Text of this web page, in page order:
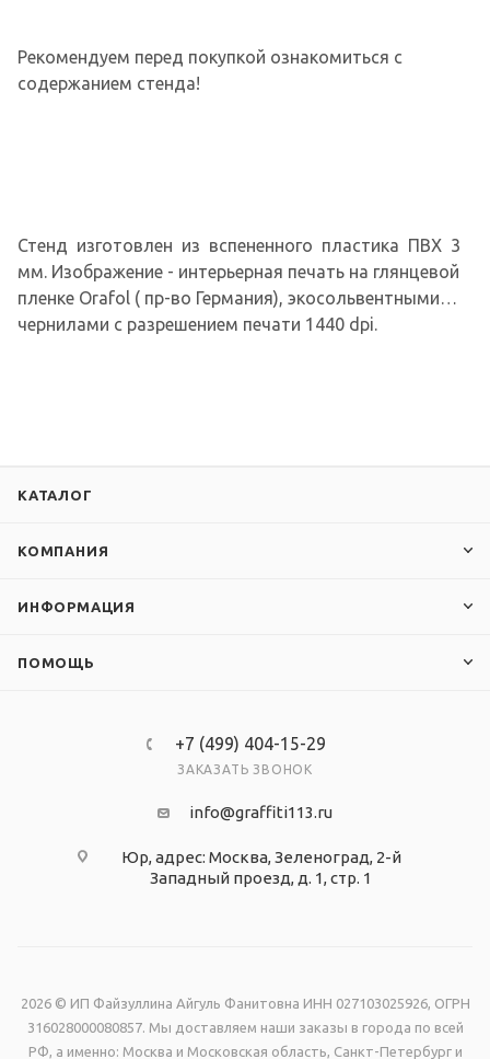
Рекомендуем перед покупкой ознакомиться с
содержанием стенда!
Стенд изготовлен из вспененного пластика ПВХ 3
мм. Изображение - интерьерная печать на глянцевой
пленке Orafol ( пр-во Германия), экосольвентными
чернилами с разрешением печати 1440 dpi.
КАТАЛОГ
КОМПАНИЯ
ИНФОРМАЦИЯ
ПОМОЩЬ
+7 (499) 404-15-29
ЗАКАЗАТЬ ЗВОНОК
info@graffiti113.ru
Юр, адрес: Москва, Зеленоград, 2-й
Западный проезд, д. 1, стр. 1
2026 © ИП Файзуллина Айгуль Фанитовна ИНН 027103025926, ОГРН
316028000080857. Мы доставляем наши заказы в города по всей
РФ, а именно: Москва и Московская область, Санкт-Петербург и